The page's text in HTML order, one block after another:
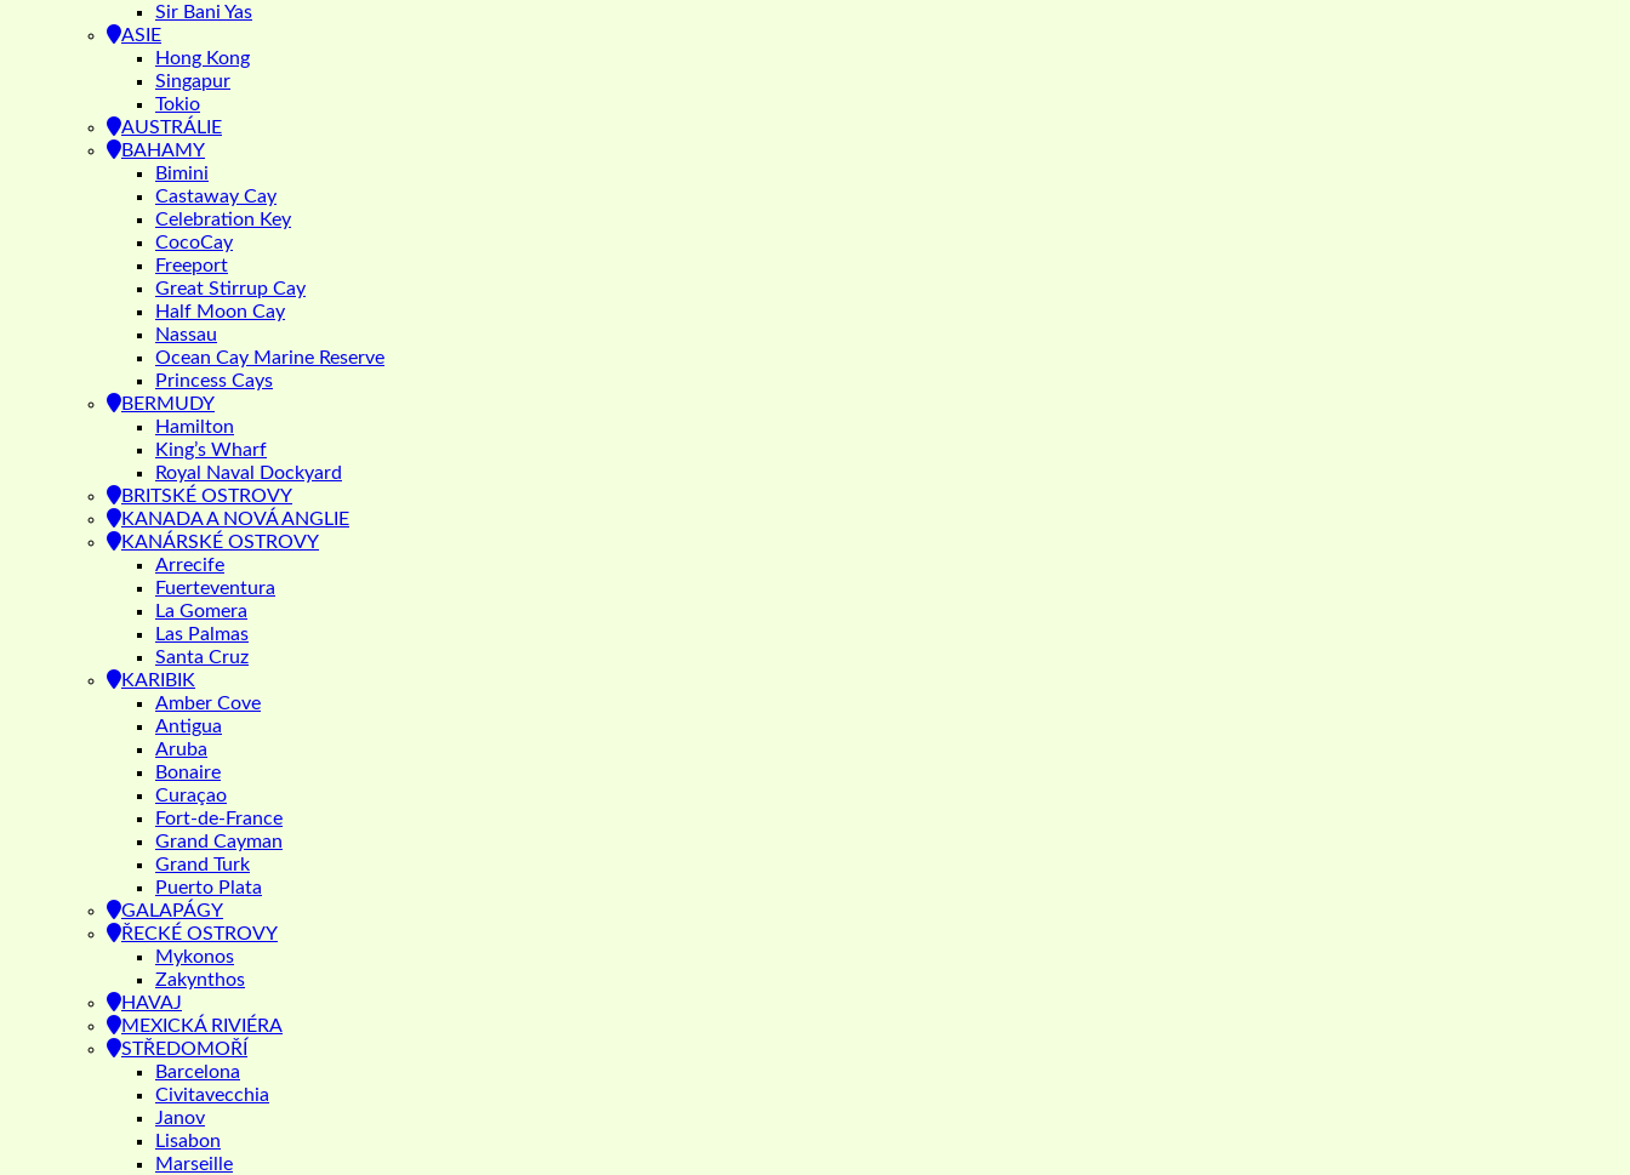
Sir Bani Yas
ASIE
Hong Kong
Singapur
Tokio
AUSTRÁLIE
BAHAMY
Bimini
Castaway Cay
Celebration Key
CocoCay
Freeport
Great Stirrup Cay
Half Moon Cay
Nassau
Ocean Cay Marine Reserve
Princess Cays
BERMUDY
Hamilton
King’s Wharf
Royal Naval Dockyard
BRITSKÉ OSTROVY
KANADA A NOVÁ ANGLIE
KANÁRSKÉ OSTROVY
Arrecife
Fuerteventura
La Gomera
Las Palmas
Santa Cruz
KARIBIK
Amber Cove
Antigua
Aruba
Bonaire
Curaçao
Fort-de-France
Grand Cayman
Grand Turk
Puerto Plata
GALAPÁGY
ŘECKÉ OSTROVY
Mykonos
Zakynthos
HAVAJ
MEXICKÁ RIVIÉRA
STŘEDOMOŘÍ
Barcelona
Civitavecchia
Janov
Lisabon
Marseille